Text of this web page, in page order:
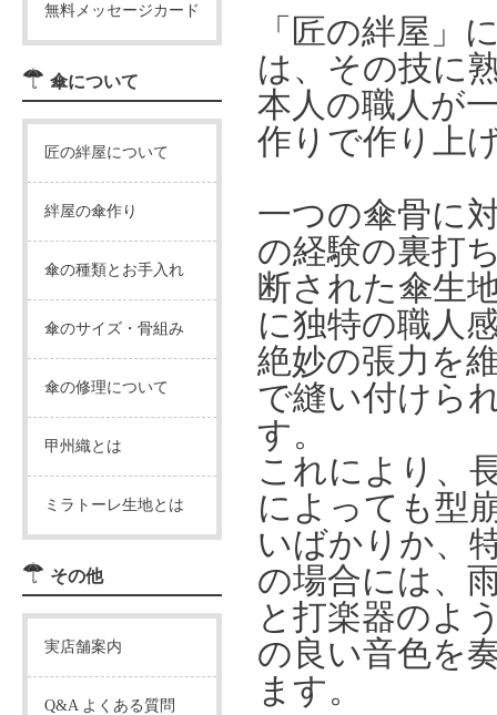
無料メッセージカード
傘について
匠の絆屋について
絆屋の傘作り
傘の種類とお手入れ
傘のサイズ・骨組み
傘の修理について
甲州織とは
ミラトーレ生地とは
その他
実店舗案内
Q&A よくある質問
「匠の絆屋」
は、その技に
本人の職人が
作りで作り上
一つの傘骨に
の経験の裏打
断された傘生
に独特の職人
絶妙の張力を
で縫い付けら
す。
これにより、
によっても型
いばかりか、
の場合には、
と打楽器のよ
の良い音色を
ます。